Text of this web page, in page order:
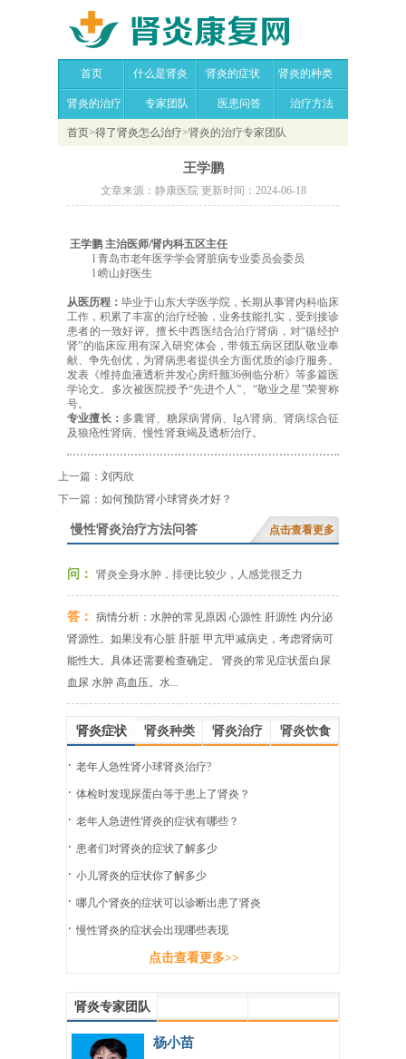
首页 什么是肾炎 肾炎的症状 肾炎的种类
肾炎的治疗 专家团队 医患问答 治疗方法
首页>得了肾炎怎么治疗>肾炎的治疗专家团队
王学鹏
文章来源：静康医院 更新时间：2024-06-18
王学鹏 主治医师/肾内科五区主任
l 青岛市老年医学学会肾脏病专业委员会委员
l 崂山好医生
从医历程： 毕业于山东大学医学院，长期从事肾内科临床
工作，积累了丰富的治疗经验，业务技能扎实，受到接诊
患者的一致好评。擅长中西医结合治疗肾病，对“循经护
肾”的临床应用有深入研究体会，带领五病区团队敬业奉
献、争先创优，为肾病患者提供全方面优质的诊疗服务。
发表《维持血液透析并发心房纤颤36例临分析》等多篇医
学论文。多次被医院授予“先进个人”、“敬业之星”荣誉称
号。
专业擅长： 多囊肾、糖尿病肾病、IgA肾病、肾病综合征
及狼疮性肾病、慢性肾衰竭及透析治疗。
上一篇： 刘丙欣
下一篇： 如何预防肾小球肾炎才好？
慢性肾炎治疗方法问答 点击查看更多
问： 肾炎全身水肿，排便比较少，人感觉很乏力
答： 病情分析：水肿的常见原因 心源性 肝源性 内分泌
肾源性。如果没有心脏 肝脏 甲亢甲减病史，考虑肾病可
能性大。具体还需要检查确定。 肾炎的常见症状蛋白尿
血尿 水肿 高血压。水...
肾炎症状 肾炎种类 肾炎治疗 肾炎饮食
· 老年人急性肾小球肾炎治疗?
· 体检时发现尿蛋白等于患上了肾炎？
· 老年人急进性肾炎的症状有哪些？
· 患者们对肾炎的症状了解多少
· 小儿肾炎的症状你了解多少
· 哪几个肾炎的症状可以诊断出患了肾炎
· 慢性肾炎的症状会出现哪些表现
点击查看更多>>
肾炎专家团队
杨小苗